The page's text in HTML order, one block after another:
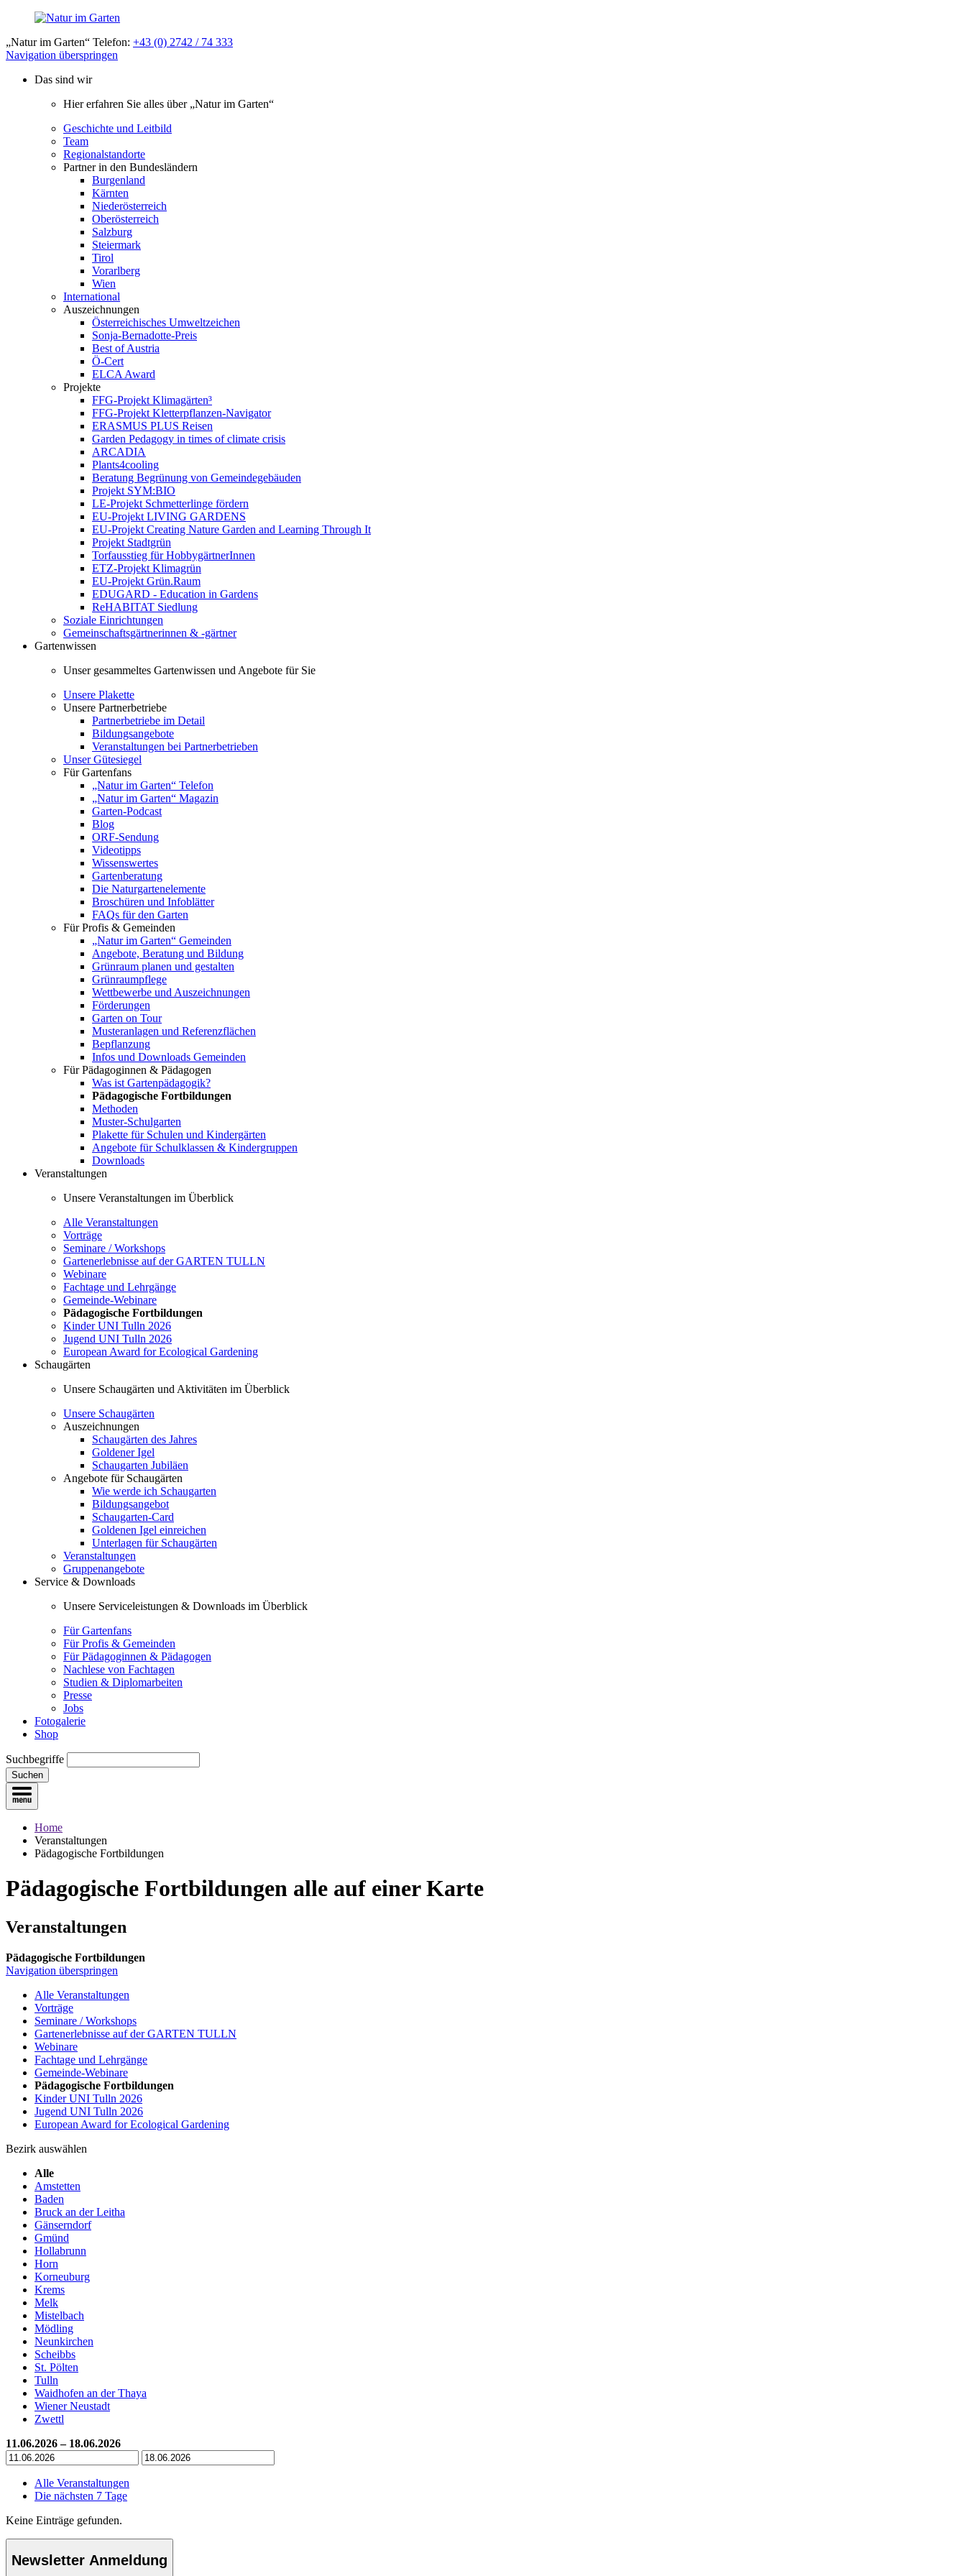
„Natur im Garten“ Telefon: +43 (0) 2742 / 74 333
Navigation überspringen
Das sind wir
Hier erfahren Sie alles über „Natur im Garten“
Geschichte und Leitbild
Team
Regionalstandorte
Partner in den Bundesländern
Burgenland
Kärnten
Niederösterreich
Oberösterreich
Salzburg
Steiermark
Tirol
Vorarlberg
Wien
International
Auszeichnungen
Österreichisches Umweltzeichen
Sonja-Bernadotte-Preis
Best of Austria
Ö-Cert
ELCA Award
Projekte
FFG-Projekt Klimagärten³
FFG-Projekt Kletterpflanzen-Navigator
ERASMUS PLUS Reisen
Garden Pedagogy in times of climate crisis
ARCADIA
Plants4cooling
Beratung Begrünung von Gemeindegebäuden
Projekt SYM:BIO
LE-Projekt Schmetterlinge fördern
EU-Projekt LIVING GARDENS
EU-Projekt Creating Nature Garden and Learning Through It
Projekt Stadtgrün
Torfausstieg für HobbygärtnerInnen
ETZ-Projekt Klimagrün
EU-Projekt Grün.Raum
EDUGARD - Education in Gardens
ReHABITAT Siedlung
Soziale Einrichtungen
Gemeinschaftsgärtnerinnen & -gärtner
Gartenwissen
Unser gesammeltes Gartenwissen und Angebote für Sie
Unsere Plakette
Unsere Partnerbetriebe
Partnerbetriebe im Detail
Bildungsangebote
Veranstaltungen bei Partnerbetrieben
Unser Gütesiegel
Für Gartenfans
„Natur im Garten“ Telefon
„Natur im Garten“ Magazin
Garten-Podcast
Blog
ORF-Sendung
Videotipps
Wissenswertes
Gartenberatung
Die Naturgartenelemente
Broschüren und Infoblätter
FAQs für den Garten
Für Profis & Gemeinden
„Natur im Garten“ Gemeinden
Angebote, Beratung und Bildung
Grünraum planen und gestalten
Grünraumpflege
Wettbewerbe und Auszeichnungen
Förderungen
Garten on Tour
Musteranlagen und Referenzflächen
Bepflanzung
Infos und Downloads Gemeinden
Für Pädagoginnen & Pädagogen
Was ist Gartenpädagogik?
Pädagogische Fortbildungen
Methoden
Muster-Schulgarten
Plakette für Schulen und Kindergärten
Angebote für Schulklassen & Kindergruppen
Downloads
Veranstaltungen
Unsere Veranstaltungen im Überblick
Alle Veranstaltungen
Vorträge
Seminare / Workshops
Gartenerlebnisse auf der GARTEN TULLN
Webinare
Fachtage und Lehrgänge
Gemeinde-Webinare
Pädagogische Fortbildungen
Kinder UNI Tulln 2026
Jugend UNI Tulln 2026
European Award for Ecological Gardening
Schaugärten
Unsere Schaugärten und Aktivitäten im Überblick
Unsere Schaugärten
Auszeichnungen
Schaugärten des Jahres
Goldener Igel
Schaugarten Jubiläen
Angebote für Schaugärten
Wie werde ich Schaugarten
Bildungsangebot
Schaugarten-Card
Goldenen Igel einreichen
Unterlagen für Schaugärten
Veranstaltungen
Gruppenangebote
Service & Downloads
Unsere Serviceleistungen & Downloads im Überblick
Für Gartenfans
Für Profis & Gemeinden
Für Pädagoginnen & Pädagogen
Nachlese von Fachtagen
Studien & Diplomarbeiten
Presse
Jobs
Fotogalerie
Shop
Suchbegriffe
Suchen
Home
Veranstaltungen
Pädagogische Fortbildungen
Pädagogische Fortbildungen alle auf einer Karte
Veranstaltungen
Pädagogische Fortbildungen
Navigation überspringen
Alle Veranstaltungen
Vorträge
Seminare / Workshops
Gartenerlebnisse auf der GARTEN TULLN
Webinare
Fachtage und Lehrgänge
Gemeinde-Webinare
Pädagogische Fortbildungen
Kinder UNI Tulln 2026
Jugend UNI Tulln 2026
European Award for Ecological Gardening
Bezirk auswählen
Alle
Amstetten
Baden
Bruck an der Leitha
Gänserndorf
Gmünd
Hollabrunn
Horn
Korneuburg
Krems
Melk
Mistelbach
Mödling
Neunkirchen
Scheibbs
St. Pölten
Tulln
Waidhofen an der Thaya
Wiener Neustadt
Zwettl
11.06.2026 – 18.06.2026
Alle Veranstaltungen
Die nächsten 7 Tage
Keine Einträge gefunden.
Newsletter Anmeldung